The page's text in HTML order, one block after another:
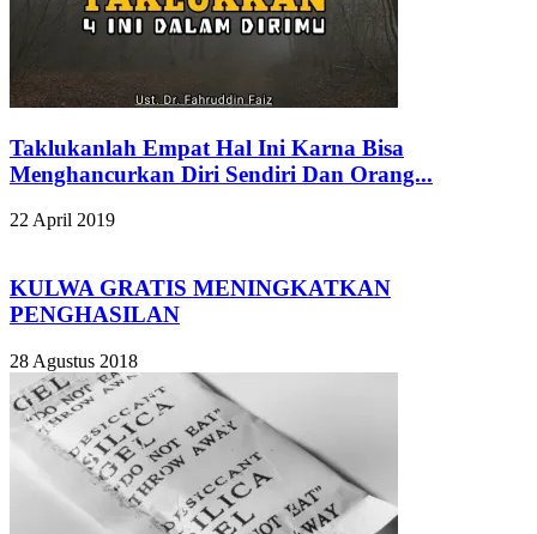
Taklukanlah Empat Hal Ini Karna Bisa
Menghancurkan Diri Sendiri Dan Orang...
22 April 2019
KULWA GRATIS MENINGKATKAN
PENGHASILAN
28 Agustus 2018